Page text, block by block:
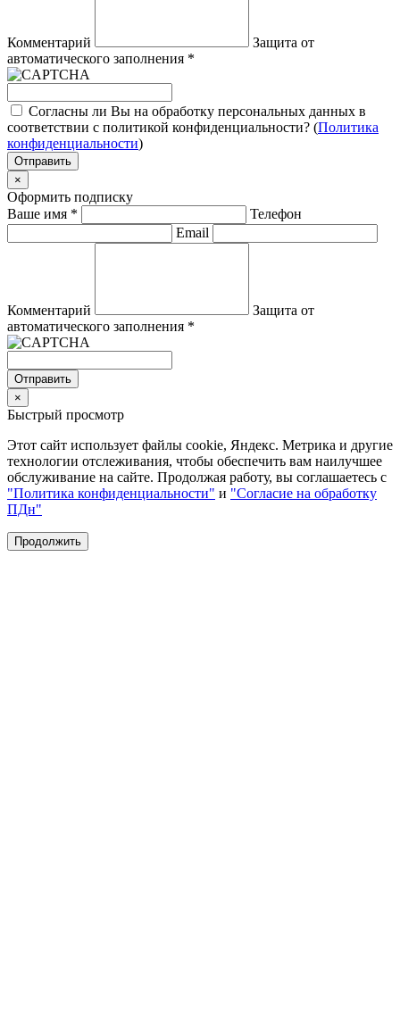
Комментарий
Защита от
автоматического заполнения *
Согласны ли Вы на обработку персональных данных в
соответствии с политикой конфиденциальности? (Политика
конфиденциальности)
Отправить
×
Оформить подписку
Ваше имя *
Телефон
Email
Комментарий
Защита от
автоматического заполнения *
Отправить
×
Быстрый просмотр
Этот сайт использует файлы cookie, Яндекс. Метрика и другие
технологии отслеживания, чтобы обеспечить вам наилучшее
обслуживание на сайте. Продолжая работу, вы соглашаетесь с
"Политика конфиденциальности" и "Согласие на обработку
ПДн"
Продолжить